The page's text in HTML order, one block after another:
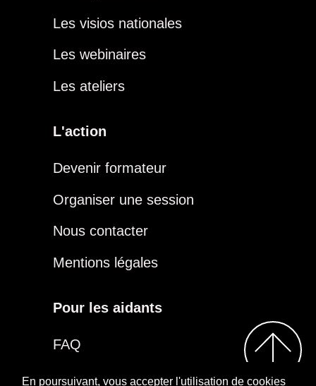
Les visios nationales
Les webinaires
Les ateliers
L'action
Devenir formateur
Organiser une session
Nous contacter
Mentions légales
Pour les aidants
FAQ
Être aidant
En poursuivant, vous accepter l'utilisation de cookies